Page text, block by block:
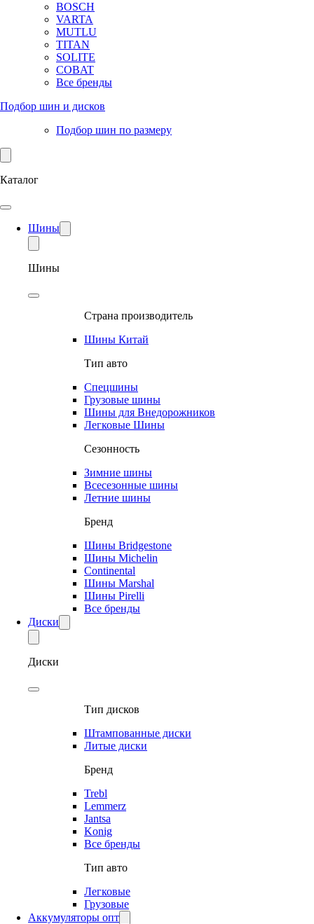
BOSCH
VARTA
MUTLU
TITAN
SOLITE
COBAT
Все бренды
Подбор шин и дисков
Подбор шин по размеру
Каталог
Шины
Шины
Страна производитель
Шины Китай
Тип авто
Спецшины
Грузовые шины
Шины для Внедорожников
Легковые Шины
Сезонность
Зимние шины
Всесезонные шины
Летние шины
Бренд
Шины Bridgestone
Шины Michelin
Continental
Шины Marshal
Шины Pirelli
Все бренды
Диски
Диски
Тип дисков
Штампованные диски
Литые диски
Бренд
Trebl
Lemmerz
Jantsa
Konig
Все бренды
Тип авто
Легковые
Грузовые
Аккумуляторы опт